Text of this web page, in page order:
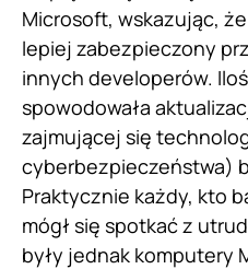
Microsoft, wskazując,
lepiej zabezpieczony
innych developerów.
spowodowała
zajmującej się
cyberbezpieczeństwa)
Praktycznie każdy, kto
mógł się spotkać z
były jednak komputery